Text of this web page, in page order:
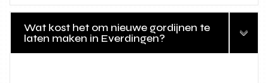
Wat kost het om nieuwe gordijnen te
laten maken in Everdingen?